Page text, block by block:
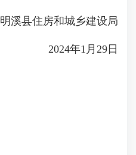
明溪县住房和城乡建设局
2024年1月29日